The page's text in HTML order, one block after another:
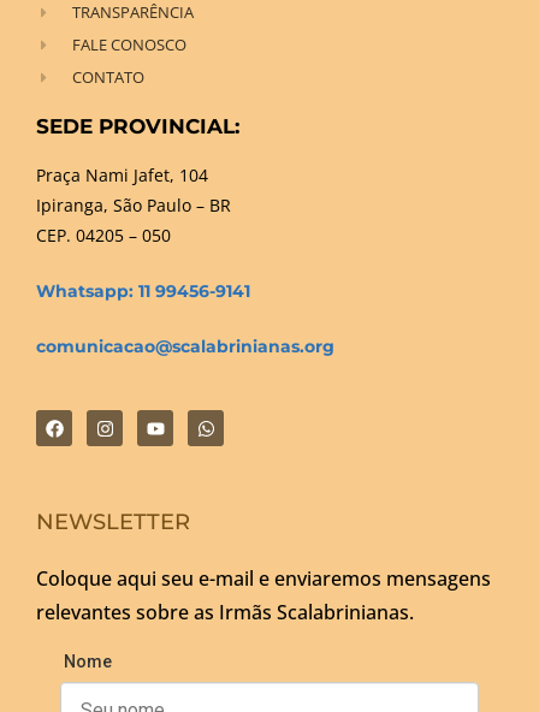
TRANSPARÊNCIA
FALE CONOSCO
CONTATO
SEDE PROVINCIAL:
Praça Nami Jafet, 104
Ipiranga, São Paulo – BR
CEP. 04205 – 050
Whatsapp: 11 99456-9141
comunicacao@scalabrinianas.org
NEWSLETTER
Coloque aqui seu e-mail e enviaremos mensagens
relevantes sobre as Irmãs Scalabrinianas.
Nome